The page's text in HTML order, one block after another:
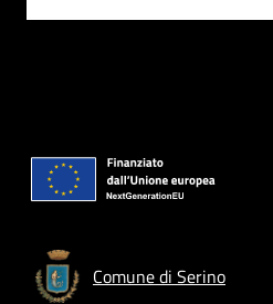
Comune di Serino